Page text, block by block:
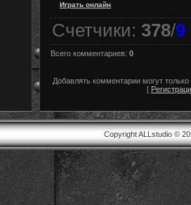
Играть онлайн
Счетчики: 378/9
Всего комментариев: 0
Добавлять комментарии могут
[
Copyright ALLstudio ©